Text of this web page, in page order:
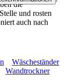
die
und rosten
auch nach
Wäscheständer
Wandtrockner